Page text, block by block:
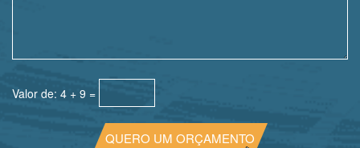
Valor de: 4 + 9 =
QUERO UM ORÇAMENTO